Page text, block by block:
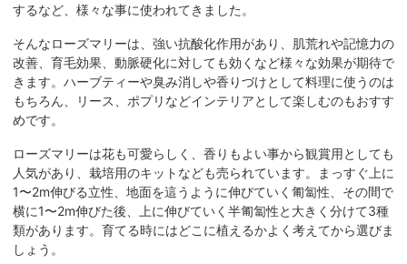
するなど、様々な事に使われてきました。
そんなローズマリーは、強い抗酸化作用があり、肌荒れや記憶力の
改善、育毛効果、動脈硬化に対しても効くなど様々な効果が期待で
きます。ハーブティーや臭み消しや香りづけとして料理に使うのは
もちろん、リース、ポプリなどインテリアとして楽しむのもおすす
めです。
ローズマリーは花も可愛らしく、香りもよい事から観賞用としても
人気があり、栽培用のキットなども売られています。まっすぐ上に
1〜2m伸びる立性、地面を這うように伸びていく匍匐性、その間で
横に1〜2m伸びた後、上に伸びていく半匍匐性と大きく分けて3種
類があります。育てる時にはどこに植えるかよく考えてから選びま
しょう。